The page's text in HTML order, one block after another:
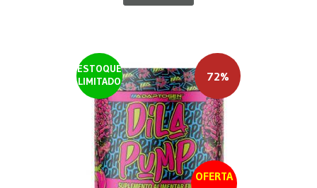
ESTOQUE
LIMITADO
OFERTA
72%